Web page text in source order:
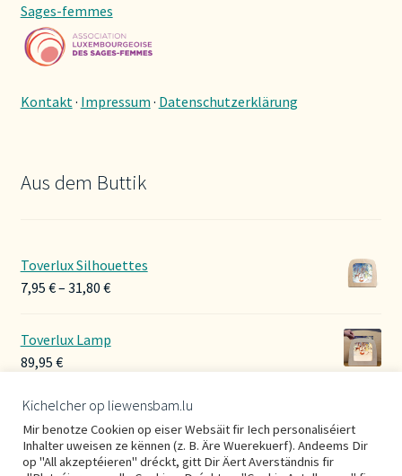
Sages-femmes
Kontakt · Impressum · Datenschutzerklärung
Aus dem Buttik
Toverlux Silhouettes
7,95 €– 31,80 €Preisspanne:
Toverlux Lamp
89,95 €
Hoerbänner Wollwalk
29,00€
Kichelcher op liewensbam.lu
Mir benotze Cookien op eiser Websäit fir Iech personaliséiert
Inhalter uweisen ze kënnen (z. B. Äre Wuerekuerf). Andeems Dir
op "All akzeptéieren" dréckt, gitt Dir Äert Averständnis fir